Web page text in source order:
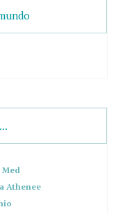
Med
Athenee